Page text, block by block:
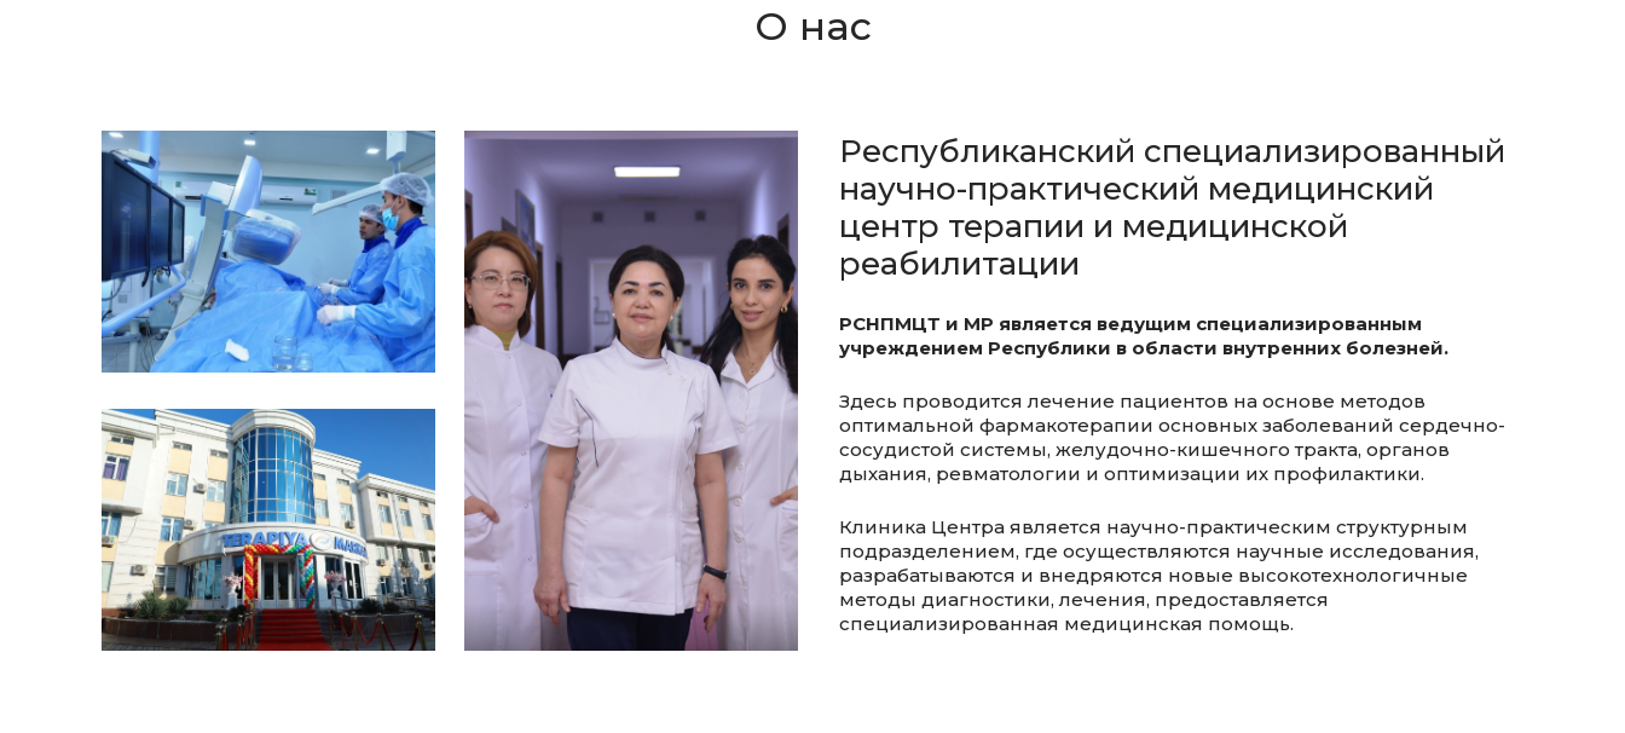
О нас
Республиканский специализированный
научно-практический медицинский
центр терапии и медицинской
реабилитации
РСНПМЦТ и МР является ведущим специализированным
учреждением Республики в области внутренних болезней.
Здесь проводится лечение пациентов на основе методов
оптимальной фармакотерапии основных заболеваний сердечно-
сосудистой системы, желудочно-кишечного тракта, органов
дыхания, ревматологии и оптимизации их профилактики.
Клиника Центра является научно-практическим структурным
подразделением, где осуществляются научные исследования,
разрабатываются и внедряются новые высокотехнологичные
методы диагностики, лечения, предоставляется
специализированная медицинская помощь.